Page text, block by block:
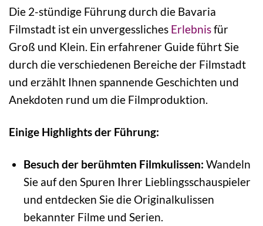
Die 2-stündige Führung durch die Bavaria
Filmstadt ist ein unvergessliches Erlebnisfür
Groß und Klein. Ein erfahrener Guide führt Sie
durch die verschiedenen Bereiche der Filmstadt
und erzählt Ihnen spannende Geschichten und
Anekdoten rund um die Filmproduktion.
Einige Highlights der Führung:
Besuch der berühmten Filmkulissen: Wandeln
Sie auf den Spuren Ihrer Lieblingsschauspieler
und entdecken Sie die Originalkulissen
bekannter Filme und Serien.